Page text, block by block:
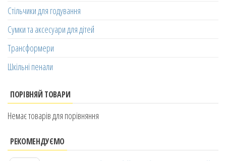
Стільчики для годування
Сумки та аксесуари для дітей
Трансформери
Шкільні пенали
ПОРІВНЯЙ ТОВАРИ
Немає товарів для порівняння
РЕКОМЕНДУЄМО